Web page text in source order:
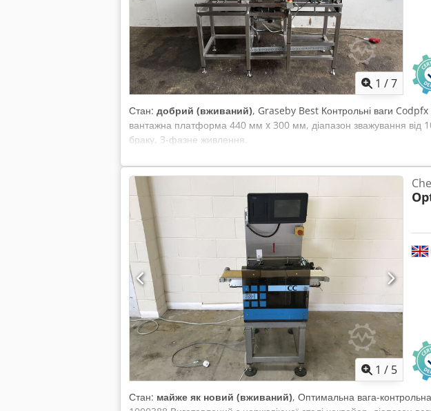
1 /7
Стан: добрий (вживаний), Graseby Best Контрольні ваги
вантажна платформа 440 мм x 300 мм, діапазон зважування від
браку, 3-фазне живлення.
1 / 5
Стан: майже як новий (вживаний), Оптимальна вага-